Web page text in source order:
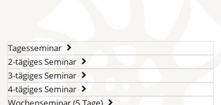
Tagesseminar
2-tägiges Seminar
3-tägiges Seminar
4-tägiges Seminar